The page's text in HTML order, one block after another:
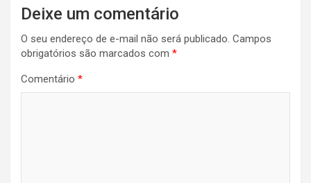
Deixe um comentário
O seu endereço de e-mail não será publicado. Campos
obrigatórios são marcados com *
Comentário *